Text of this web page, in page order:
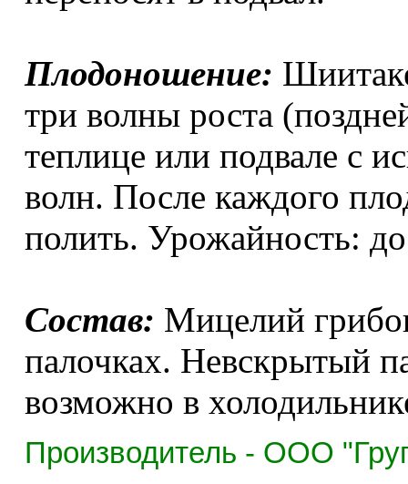
Плодоношение:
три волны роста
теплице или подвале с
волн. После каждого
полить. Урожайность:
Состав: Мицелий
палочках. Невскрытый
возможно в
Производитель - ООО